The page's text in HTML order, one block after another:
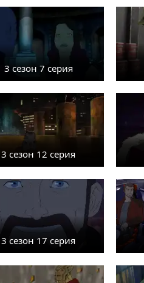
3 сезон 7 серия
3 сезон 12 серия
3 сезон 17 серия